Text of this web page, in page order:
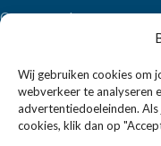
Wij gebruiken cookies om
webverkeer te analyseren
advertentiedoeleinden.
cookies, klik dan op
Onze aanpak
Verzenden en retourneren
Algemene voorwaarden